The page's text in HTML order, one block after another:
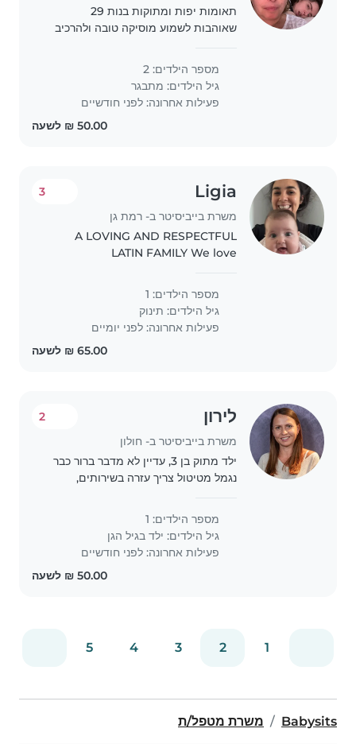
תאומות יפות ומתוקות בנות 29
שאוהבות לשמוע מוסיקה טובה ולהרכיב
מספר הילדים: 2
גיל הילדים: מתבגר
פעילות אחרונה: לפני חודשיים
Ligia
משרת בייביסיטר ב- רמת גן
3
A LOVING AND RESPECTFUL
LATIN FAMILY We love
other everything. We like hugs
and laughter.
מספר הילדים: 1
גיל הילדים: תינוק
פעילות אחרונה: לפני יומיים
לירון
משרת בייביסיטר ב- חולון
2
ילד מתוק בן 3, עדיין לא מדבר ברור כבר
נגמל מטיטול צריך עזרה בשירותים,
מספר הילדים: 1
גיל הילדים: ילד בגיל הגן
פעילות אחרונה: לפני חודשיים
1
2
3
4
5
Babysits משרת מטפל/ת